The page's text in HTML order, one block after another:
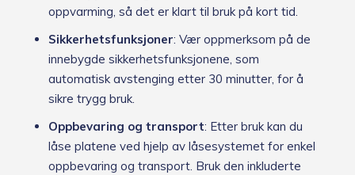
oppvarming, så det er klart til bruk på kort tid.
Sikkerhetsfunksjoner: Vær oppmerksom på de
innebygde sikkerhetsfunksjonene, som
automatisk avstenging etter 30 minutter, for å
sikre trygg bruk.
Oppbevaring og transport: Etter bruk kan du
låse platene ved hjelp av låsesystemet for enkel
oppbevaring og transport. Bruk den inkluderte